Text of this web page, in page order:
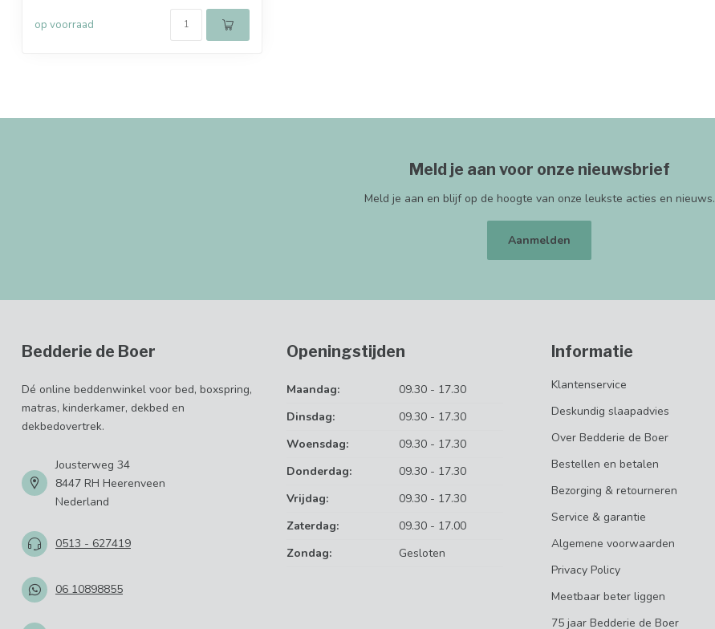
op voorraad
Meld je aan voor onze nieuwsbrief
Meld je aan en blijf op de hoogte van onze leukste acties en nieuws.
Aanmelden
Bedderie de Boer
Dé online beddenwinkel voor bed, boxspring,
matras, kinderkamer, dekbed en
dekbedovertrek.
Jousterweg 34
8447 RH Heerenveen
Nederland
0513 - 627419
06 10898855
Openingstijden
Maandag:
09.30 - 17.30
Dinsdag:
09.30 - 17.30
Woensdag:
09.30 - 17.30
Donderdag:
09.30 - 17.30
Vrijdag:
09.30 - 17.30
Zaterdag:
09.30 - 17.00
Zondag:
Gesloten
Informatie
Klantenservice
Deskundig slaapadvies
Over Bedderie de Boer
Bestellen en betalen
Bezorging & retourneren
Service & garantie
Algemene voorwaarden
Privacy Policy
Meetbaar beter liggen
75 jaar Bedderie de Boer